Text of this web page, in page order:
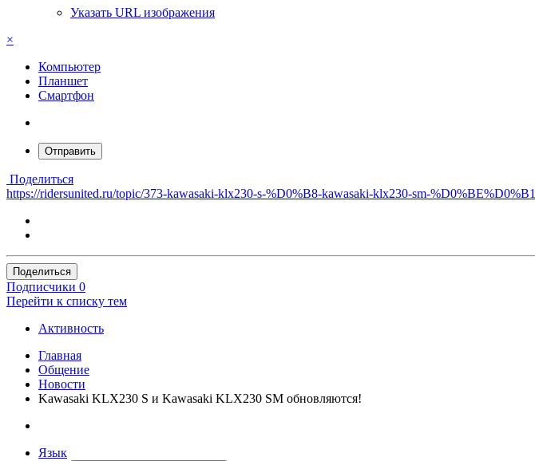
Указать URL изображения
×
Компьютер
Планшет
Смартфон
Отправить
Поделиться
https://ridersunited.ru/topic/373-kawasaki-klx230-s-%D0%B8-kawasaki-klx230-sm-
Поделиться
Подписчики 0
Перейти к списку тем
Активность
Главная
Общение
Новости
Kawasaki KLX230 S и Kawasaki KLX230 SM обновляются!
Язык